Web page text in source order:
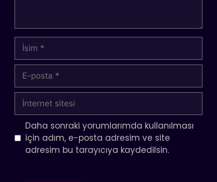
İsim
posta
İnternet
sitesi
Daha sonraki yorumlarımda kullanılması
için adım, e-posta adresim ve site
adresim bu tarayıcıya kaydedilsin.